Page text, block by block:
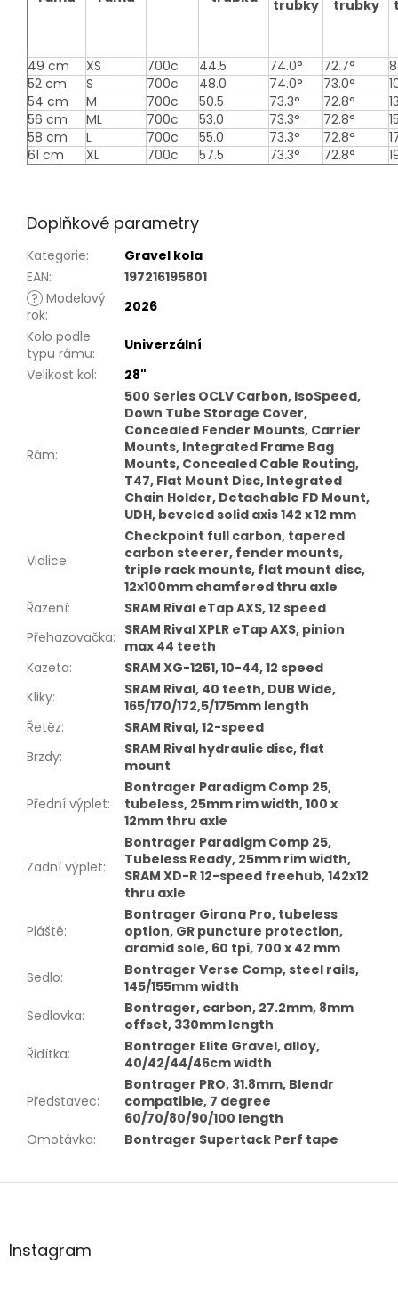
trubky
trubky
49 cm XS 700c 44.5 74.0° 72.7°
52 cm
S 700c 48.0 74.0° 73.0°
54 cm
M 700c 50.5 73.3° 72.8°
56 cm
ML 700c 53.0 73.3° 72.8°
58 cm
L 700c 55.0 73.3° 72.8°
61 cm
XL 700c 57.5 73.3° 72.8°
Doplňkové parametry
Kategorie:
Gravel kola
EAN:
197216195801
? Modelový
rok:
2026
Kolo podle
typu rámu:
Univerzální
Velikost kol: 28"
Rám:
500 Series OCLV Carbon, IsoSpeed,
Down Tube Storage Cover,
Concealed Fender Mounts, Carrier
Mounts, Integrated Frame Bag
Mounts, Concealed Cable Routing,
T47, Flat Mount Disc, Integrated
Chain Holder, Detachable FD Mount,
UDH, beveled solid axis 142 x 12 mm
Vidlice:
Checkpoint full carbon, tapered
carbon steerer, fender mounts,
triple rack mounts, flat mount disc,
12x100mm chamfered thru axle
Řazení:
SRAM Rival eTap AXS, 12 speed
Přehazovačka: SRAM Rival XPLR eTap AXS, pinion
max 44 teeth
Kazeta:
SRAM XG-1251, 10-44, 12 speed
Kliky:
SRAM Rival, 40 teeth, DUB Wide,
165/170/172,5/175mm length
Řetěz:
SRAM Rival, 12-speed
Brzdy:
SRAM Rival hydraulic disc, flat
mount
Přední výplet:
Bontrager Paradigm Comp 25,
tubeless, 25mm rim width, 100 x
12mm thru axle
Zadní výplet:
Bontrager Paradigm Comp 25,
Tubeless Ready, 25mm rim width,
SRAM XD-R 12-speed freehub, 142x12
thru axle
Pláště:
Bontrager Girona Pro, tubeless
option, GR puncture protection,
aramid sole, 60 tpi, 700 x 42 mm
Sedlo:
Bontrager Verse Comp, steel rails,
145/155mm width
Sedlovka:
Bontrager, carbon, 27.2mm, 8mm
offset, 330mm length
Řidítka:
Bontrager Elite Gravel, alloy,
40/42/44/46cm width
Představec:
Bontrager PRO, 31.8mm, Blendr
compatible, 7 degree
60/70/80/90/100 length
Omotávka: Bontrager Supertack Perf tape
Z
aInstagram